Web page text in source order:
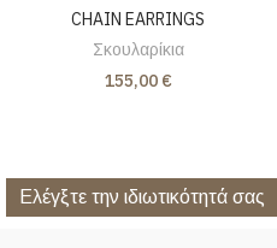
CHAIN EARRINGS
Σκουλαρίκια
155,00 €
Ελέγξτε την ιδιωτικότητά σας